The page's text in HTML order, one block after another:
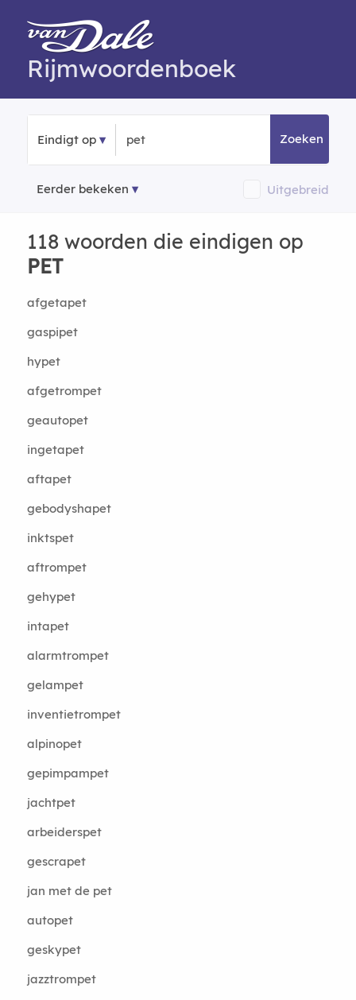
Rijmwoordenboek
Eindigt op Zoeken
Eerder bekeken Uitgebreid
118 woorden die eindigen op
PET
afgetapet
gaspipet
hypet
afgetrompet
geautopet
ingetapet
aftapet
gebodyshapet
inktspet
aftrompet
gehypet
intapet
alarmtrompet
gelampet
inventietrompet
alpinopet
gepimpampet
jachtpet
arbeiderspet
gescrapet
jan met de pet
autopet
geskypet
jazztrompet